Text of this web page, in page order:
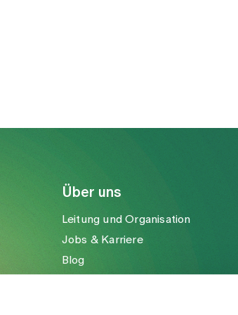
Über uns
Leitung und Organisation
Jobs & Karriere
Blog